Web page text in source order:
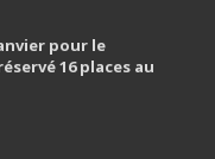
pour le
16 places au